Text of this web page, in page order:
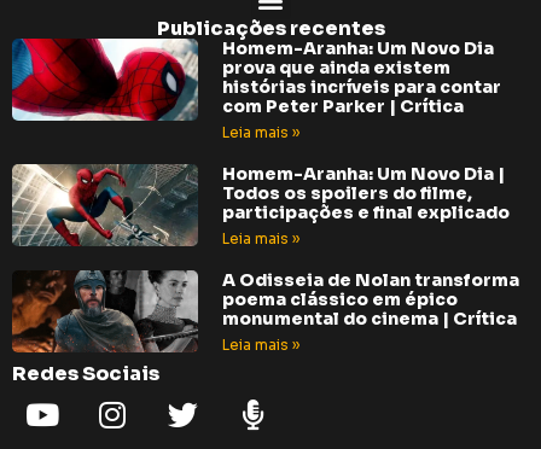
Publicações recentes
Homem-Aranha: Um Novo Dia
prova que ainda existem
histórias incríveis para contar
com Peter Parker | Crítica
Leia mais »
Homem-Aranha: Um Novo Dia |
Todos os spoilers do filme,
participações e final explicado
Leia mais »
A Odisseia de Nolan transforma
poema clássico em épico
monumental do cinema | Crítica
Leia mais »
Redes Sociais